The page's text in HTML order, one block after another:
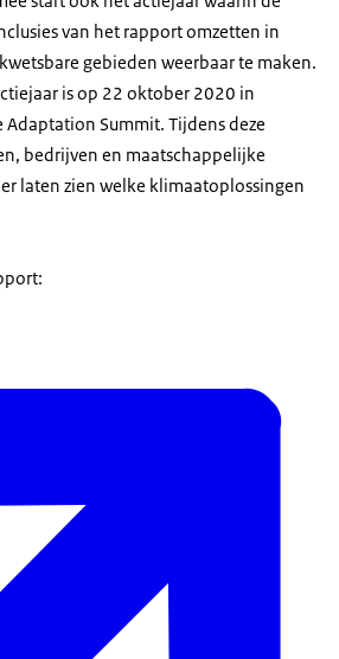
van het rapport omzetten in
gebieden weerbaar te maken.
is op 22 oktober 2020 in
Adaptation Summit. Tijdens deze
bedrijven en maatschappelijke
laten zien welke klimaatoplossingen